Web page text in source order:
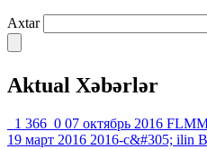
Axtar
Aktual Xəbərlər
1 366 0 07 октябрь 2016
19 март 2016 2016-c&#305; ilin